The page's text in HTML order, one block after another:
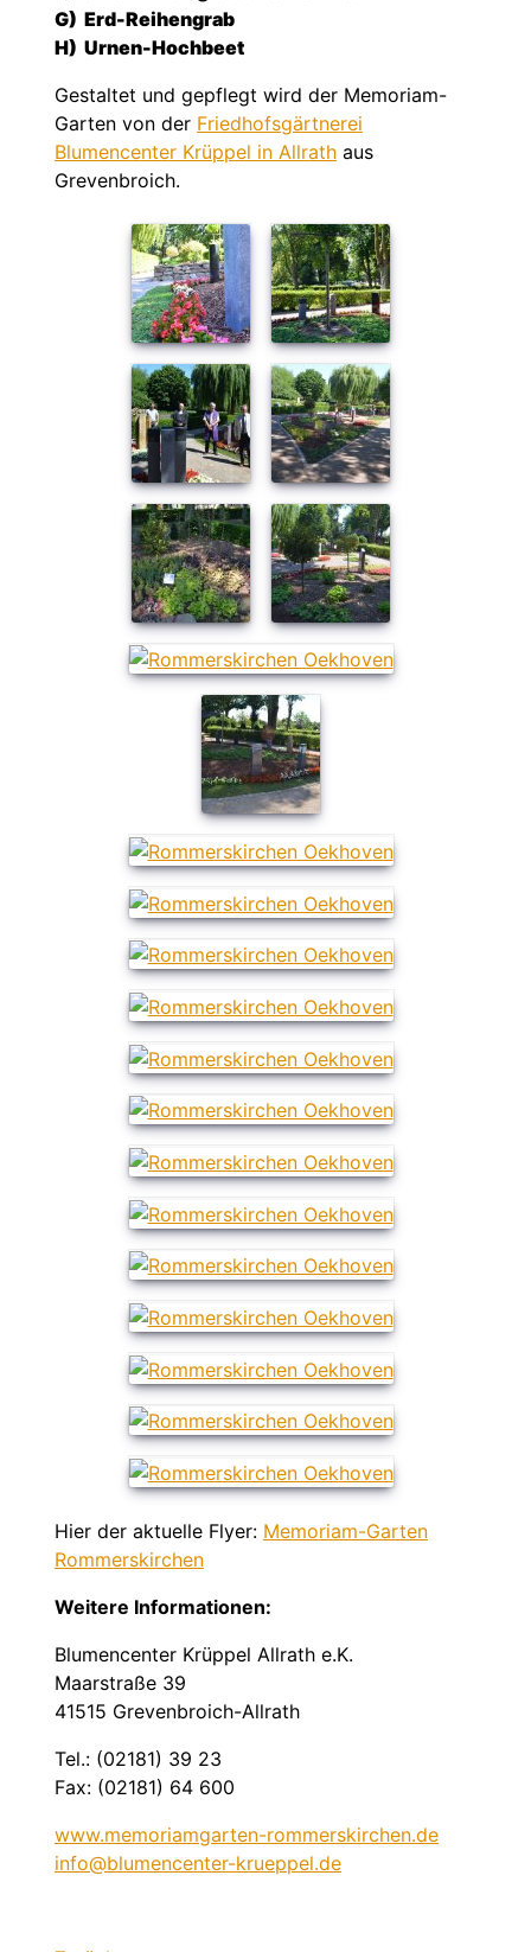
G) Erd-Reihengrab
H) Urnen-Hochbeet
Gestaltet und gepflegt wird der Memoriam-
Garten von der Friedhofsgärtnerei
Blumencenter Krüppel in Allrath aus
Grevenbroich.
Hier der aktuelle Flyer: Memoriam-Garten
Rommerskirchen
Weitere Informationen:
Blumencenter Krüppel Allrath e.K.
Maarstraße 39
41515 Grevenbroich-Allrath
Tel.: (02181) 39 23
Fax: (02181) 64 600
www.memoriamgarten-rommerskirchen.de
info@blumencenter-krueppel.de